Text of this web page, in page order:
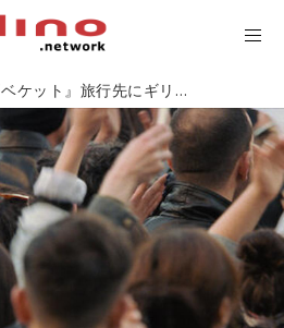
『ベケット』旅行先にギリシアでとんでもない事件に巻き込まれる悲運の男